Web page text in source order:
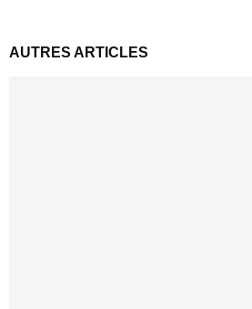
AUTRES ARTICLES